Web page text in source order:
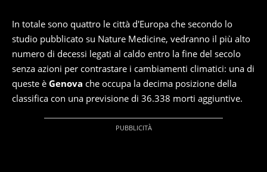
In totale sono quattro le città d'Europa che secondo lo
studio pubblicato su Nature Medicine, vedranno il più alto
numero di decessi legati al caldo entro la fine del secolo
senza azioni per contrastare i cambiamenti climatici: una di
queste è Genova che occupa la decima posizione della
classifica con una previsione di 36.338 morti aggiuntive.